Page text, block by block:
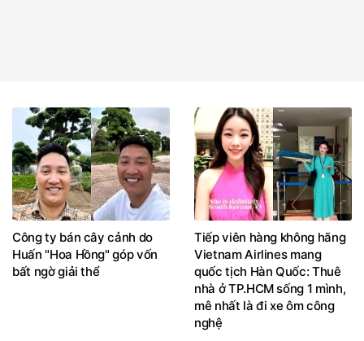
Công ty bán cây cảnh do
Huấn "Hoa Hồng" góp vốn
bất ngờ giải thể
Tiếp viên hàng không hãng
Vietnam Airlines mang
quốc tịch Hàn Quốc: Thuê
nhà ở TP.HCM sống 1 mình,
mê nhất là đi xe ôm công
nghệ